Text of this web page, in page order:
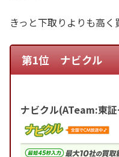
きっと下取りよりも高く
第1位 ナビクル
ナビクル(ATeam:東